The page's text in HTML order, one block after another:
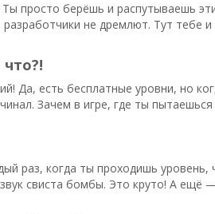
просто берёшь и распутываешь
не дремлют. Тут тебе
Да, есть бесплатные уровни, но
Зачем в игре, где ты
раз, когда ты проходишь
свиста бомбы. Это круто! А